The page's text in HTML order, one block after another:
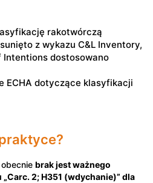
rakotwórczą
z wykazu C&L Inventory,
dostosowano
ECHA dotyczące klasyfikacji
brak jest ważnego
2; H351 (wdychanie)” dla